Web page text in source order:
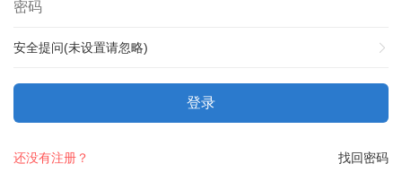
安全提问(未设置请忽略)
登录
找回密码
还没有注册？